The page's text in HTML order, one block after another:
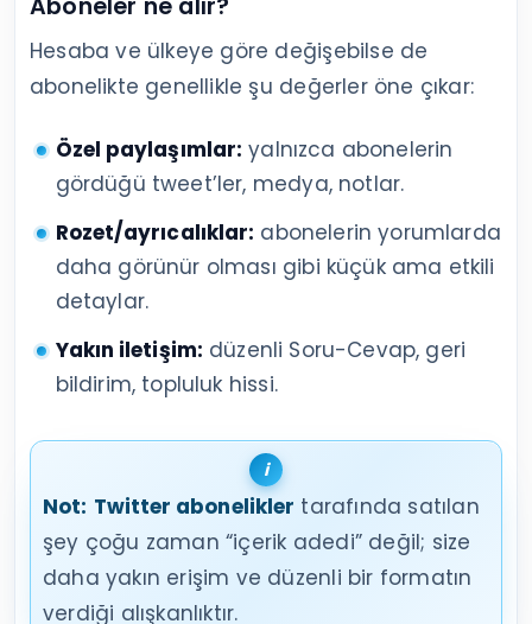
Hesaba ve ülkeye göre değişebilse de
abonelikte genellikle şu değerler öne çıkar:
Özel paylaşımlar: yalnızca abonelerin
gördüğü tweet’ler, medya, notlar.
Rozet/ayrıcalıklar: abonelerin yorumlarda
daha görünür olması gibi küçük ama etkili
detaylar.
Yakın iletişim: düzenli Soru-Cevap, geri
bildirim, topluluk hissi.
Not: Twitter abonelikler tarafında satılan
şey çoğu zaman “içerik adedi” değil; size
daha yakın erişim ve düzenli bir formatın
verdiği alışkanlıktır.